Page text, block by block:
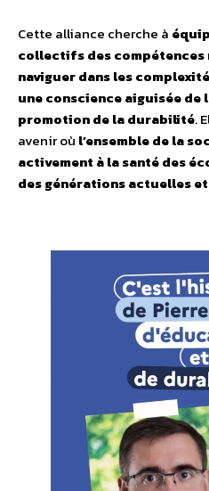
Cette alliance cherche à
collectifs des compétences
naviguer dans les
une conscience aiguisée de
promotion de la durabilité.
avenir où l’ensemble de la
activement à la santé des
des générations actuelles